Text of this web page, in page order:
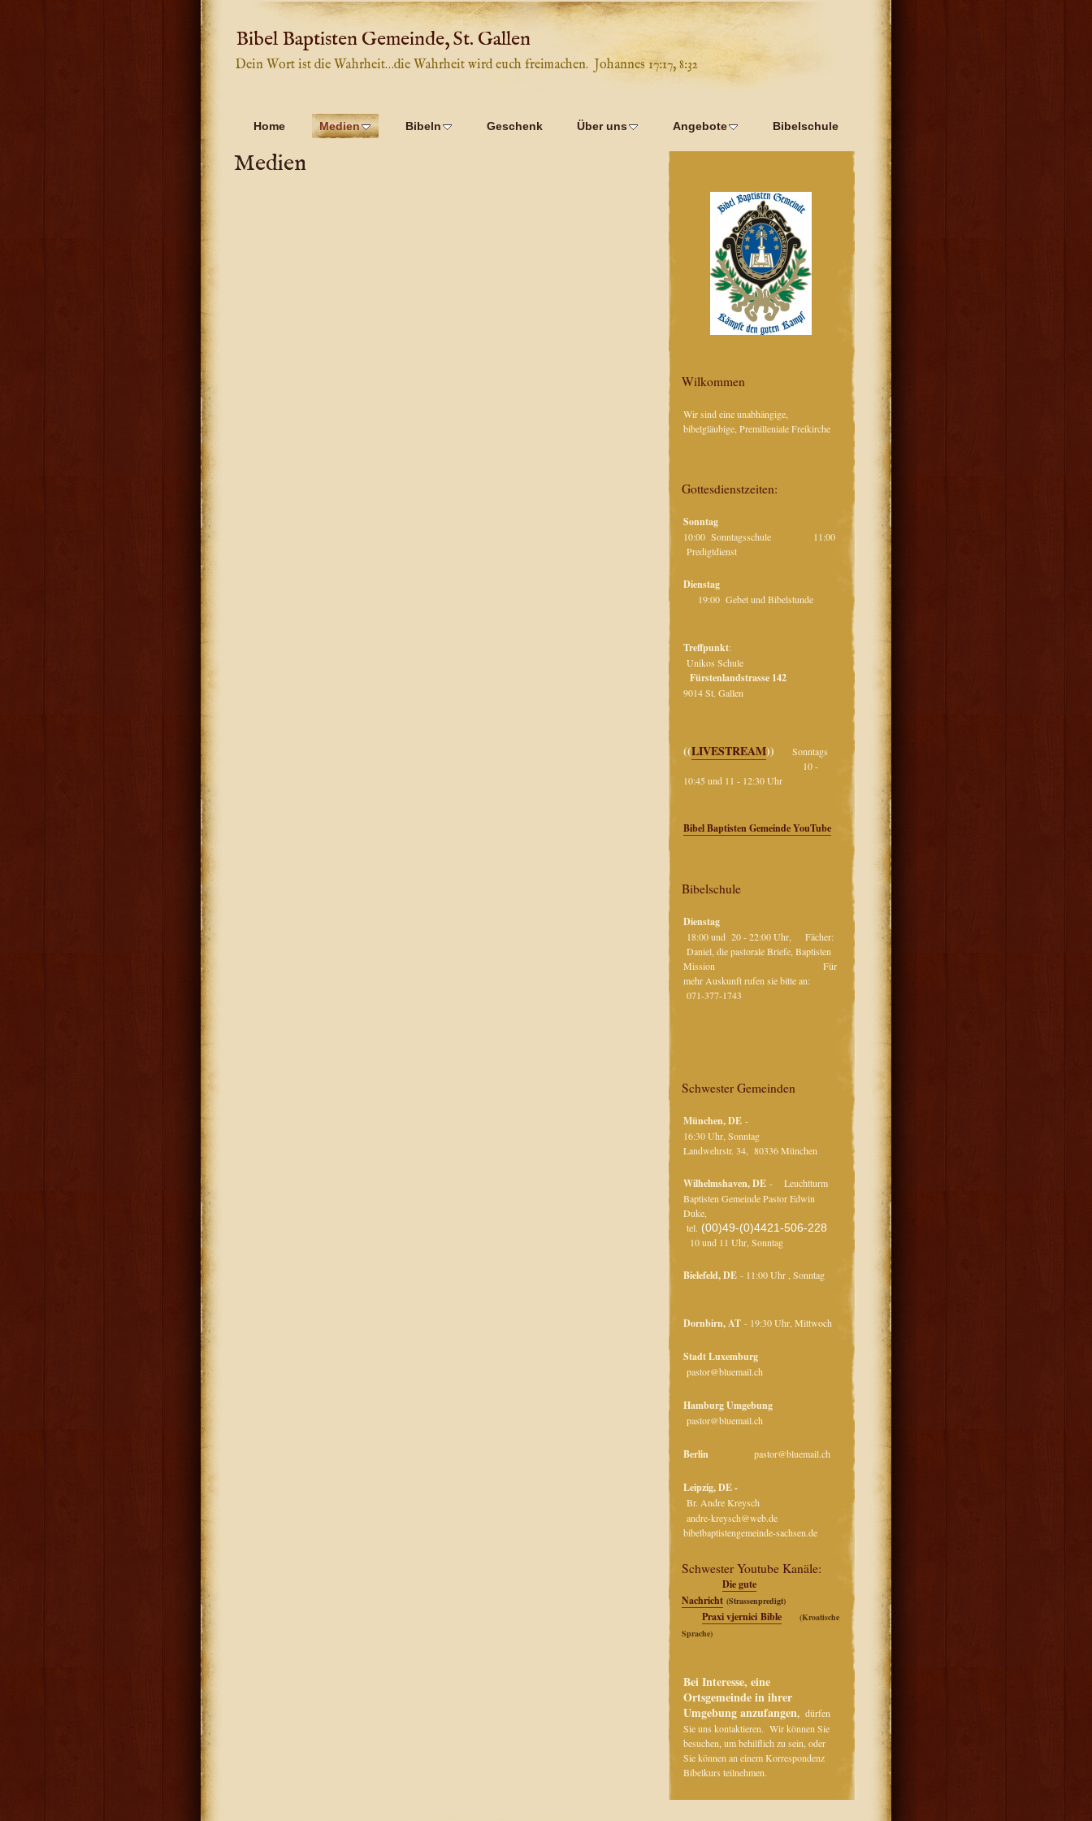
Bibel Baptisten Gemeinde, St. Gallen
Dein Wort ist die Wahrheit…die Wahrheit wird euch freimachen. Johannes 17:17, 8:32
Home Medien Bibeln Geschenk Über uns Angebote Bibelschule
Wilkommen
Wir sind eine unabhängige,
bibelgläubige, Premilleniale Freikirche
Gottesdienstzeiten:
Sonntag
10:00 Sonntagsschule 11:00
Predigtdienst
Dienstag
19:00 Gebet und Bibelstunde
Treffpunkt:
Unikos Schule
Fürstenlandstrasse 142
9014 St. Gallen
((LIVESTREAM))
Sonntags
10 -
10:45 und 11 - 12:30 Uhr
Bibel Baptisten Gemeinde YouTube
Bibelschule
Dienstag
18:00 und 20 - 22:00 Uhr, Fächer:
Daniel, die pastorale Briefe, Baptisten
Mission Für
mehr Auskunft rufen sie bitte an:
071-377-1743
Schwester Gemeinden
München, DE -
16:30 Uhr, Sonntag
Landwehrstr. 34, 80336 München
Wilhelmshaven, DE - Leuchtturm
Baptisten Gemeinde Pastor Edwin
Duke,
tel. (00)49-(0)4421-506-228
10 und 11 Uhr, Sonntag
Bielefeld, DE - 11:00 Uhr , Sonntag
Dornbirn, AT - 19:30 Uhr, Mittwoch
Stadt Luxemburg
pastor@bluemail.ch
Hamburg Umgebung
pastor@bluemail.ch
Berlin pastor@bluemail.ch
Leipzig, DE -
Br. Andre Kreysch
andre-kreysch@web.de
bibelbaptistengemeinde-sachsen.de
Schwester Youtube Kanäle:
Die gute
Nachricht (Strassenpredigt)
Praxi vjernici Bible
(Kroatische
Sprache)
Bei Interesse, eine
Ortsgemeinde in ihrer
Umgebung anzufangen, dürfen
Sie uns kontaktieren. Wir können Sie
besuchen, um behilflich zu sein, oder
Sie können an einem Korrespondenz
Bibelkurs teilnehmen.
Medien